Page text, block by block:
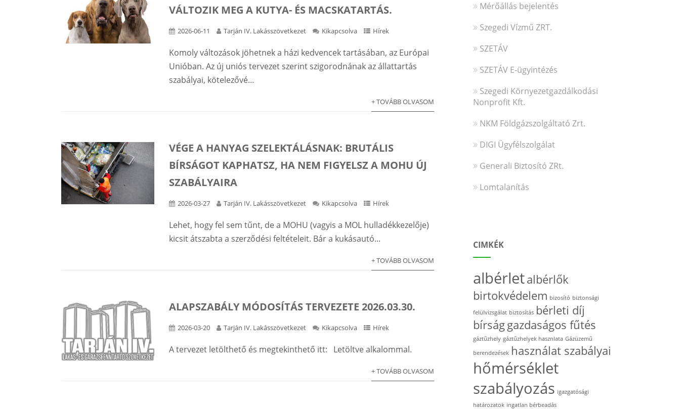
VÁLTOZIK MEG A KUTYA- ÉS MACSKATARTÁS.
2026-06-11 Tarján IV. Lakásszövetkezet Kikapcsolva Hírek
Komoly változások jöhetnek a házi kedvencek tartásában, az Európai
Unióban. Az új uniós tervezet szerint szigorodnának az állattartás
szabályai, kötelezővé...
+ TOVÁBB OLVASOM
VÉGE A HANYAG SZELEKTÁLÁSNAK: BRUTÁLIS
BÍRSÁGOT KAPHATSZ, HA NEM FIGYELSZ A MOHU ÚJ
SZABÁLYAIRA
2026-03-27 Tarján IV. Lakásszövetkezet Kikapcsolva Hírek
Lehet, hogy fel sem tűnt, de a MOHU (vagyis a MOL hulladékkezelője)
kicsit átszabta a szerződési feltételeit. Bár a kukásautó...
+ TOVÁBB OLVASOM
ALAPSZABÁLY MÓDOSÍTÁS TERVEZETE 2026.03.30.
2026-03-20 Tarján IV. Lakásszövetkezet Kikapcsolva Hírek
A tervezet letölthető és megtekinthető itt: Letöltve alkalommal.
+ TOVÁBB OLVASOM
Mérőállás bejelentés
Szegedi Vízmű ZRT.
SZETÁV
SZETÁV E-ügyintézés
Szegedi Környezetgazdálkodási
Nonprofit Kft.
NKM Földgázszolgáltató Zrt.
DIGI Ügyfélszolgálat
Generali Biztosító ZRt.
Lomtalanítás
CIMKÉK
albérletalbérlők
birtokvédelem bizosító biztonsági
felülvizsgálat biztosítás bérleti díj
bírsággazdaságos fűtés
gáztűzhely gáztűzhelyek hasznlata Gázüzemű
berendezések használat szabályai
hőmérséklet
szabályozás igazgatósági
határozatok ingatlan bérbeadás